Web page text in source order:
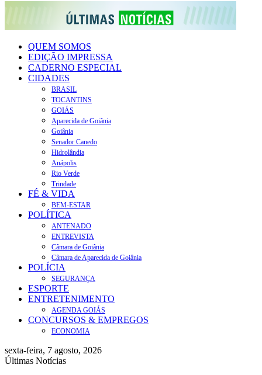
QUEM SOMOS
EDIÇÃO IMPRESSA
CADERNO ESPECIAL
CIDADES
BRASIL
TOCANTINS
GOIÁS
Aparecida de Goiânia
Goiânia
Senador Canedo
Hidrolândia
Anápolis
Rio Verde
Trindade
FÉ & VIDA
BEM-ESTAR
POLÍTICA
ANTENADO
ENTREVISTA
Câmara de Goiânia
Câmara de Aparecida de Goiânia
POLÍCIA
SEGURANÇA
ESPORTE
ENTRETENIMENTO
AGENDA GOIÁS
CONCURSOS & EMPREGOS
ECONOMIA
sexta-feira, 7 agosto, 2026
Últimas Notícias